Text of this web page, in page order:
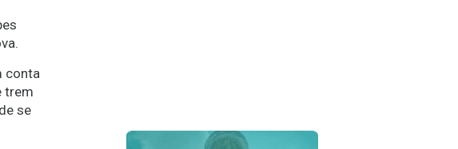
conta
trem
se